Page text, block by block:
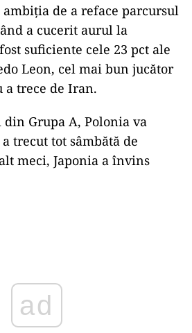
de a reface parcursul
a cucerit aurul la
suficiente cele 23 pct ale
Leon, cel mai bun jucător
trece de Iran.
Grupa A, Polonia va
trecut tot sâmbătă de
meci, Japonia a învins